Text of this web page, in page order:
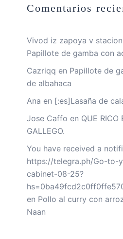
Comentarios
Vivod iz zapoya v
Papillote de gamba con
Cazriqq en Papillote de
de albahaca
Ana en [:es]Lasaña de
Jose Caffo en QUE RICO
GALLEGO.
You have received a
https://telegra.ph/Go-to-
cabinet-08-25?
en Pollo al curry con
Naan